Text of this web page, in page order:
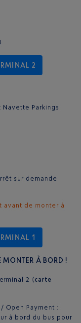
2
Parkings.
sur demande
avant de monter à
1
MONTER À BORD !
2 (carte
/ Open Payment :
à bord du bus pour